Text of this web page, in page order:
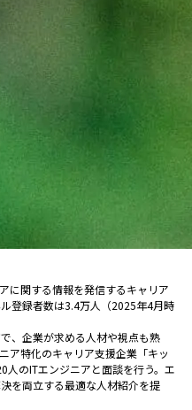
に関する情報を発信するキャリア
登録者数は3.4万人（2025年4月時
、企業が求める人材や視点も熟
ア特化のキャリア支援企業「キッ
人のITエンジニアと面談を行う。エ
を両立する最適な人材紹介を提